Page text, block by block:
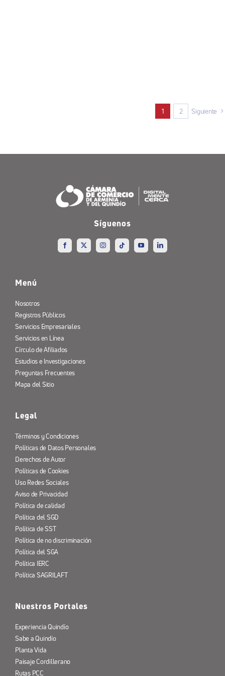
1 2 Siguiente
Síguenos
Menú
Nosotros
Registros Públicos
Servicios Empresariales
Servicios en Línea
Círculo de Afiliados
Estudios e Investigaciones
Preguntas Frecuentes
Mapa del Sitio
Legal
Términos y Condiciones
Políticas de Datos Personales
Derechos de Autor
Políticas de Cookies
Uso Redes Sociales
Aviso de Privacidad
Política de calidad
Política del SGD
Política de SST
Política de no discriminación
Política del SGA
Política IERC
Política SAGRILAFT
Nuestros Portales
Experiencia Quindío
Sabe a Quindío
Planta Vida
Paisaje Cordillerano
Rutas PCC